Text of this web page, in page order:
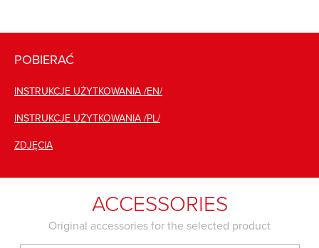
POBIERAĆ
INSTRUKCJE UŻYTKOWANIA /EN/
INSTRUKCJE UŻYTKOWANIA /PL/
ZDJĘCIA
ACCESSORIES
Original accessories for the selected product